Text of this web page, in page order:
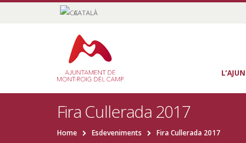
CATALÀ
Fira Cullerada 2017
Home Esdeveniments Fira Cullerada 2017